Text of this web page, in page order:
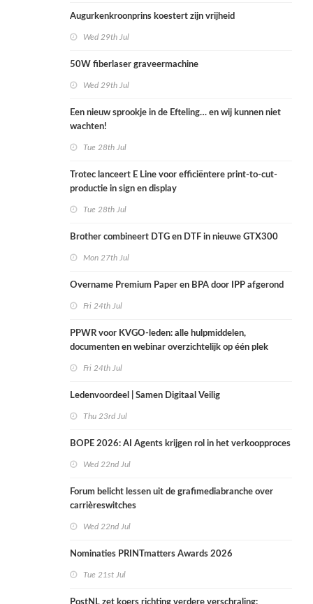
Augurkenkroonprins koestert zijn vrijheid
Wed 29th Jul
50W fiberlaser graveermachine
Wed 29th Jul
Een nieuw sprookje in de Efteling… en wij kunnen niet
wachten!
Tue 28th Jul
Trotec lanceert E Line voor efficiëntere print-to-cut-
productie in sign en display
Tue 28th Jul
Brother combineert DTG en DTF in nieuwe GTX300
Mon 27th Jul
Overname Premium Paper en BPA door IPP afgerond
Fri 24th Jul
PPWR voor KVGO-leden: alle hulpmiddelen,
documenten en webinar overzichtelijk op één plek
Fri 24th Jul
Ledenvoordeel | Samen Digitaal Veilig
Thu 23rd Jul
BOPE 2026: AI Agents krijgen rol in het verkoopproces
Wed 22nd Jul
Forum belicht lessen uit de grafimediabranche over
carrièreswitches
Wed 22nd Jul
Nominaties PRINTmatters Awards 2026
Tue 21st Jul